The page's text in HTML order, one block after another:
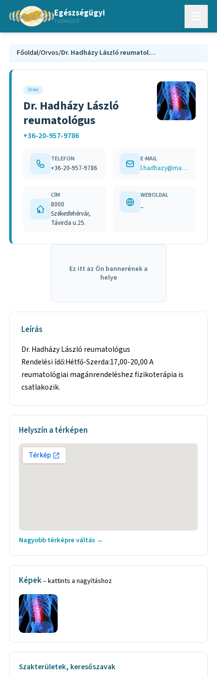
Egészségügyi
TUDAKOZÓ
Főoldal/Orvos/ Dr. Hadházy László reumatológus
Orvos
Dr. Hadházy László
reumatológus
+36-20-957-9786
TELEFON
+36-20-957-9786
E-MAIL
l.hadhazy@mail.fmkorhaz.hu
CÍM
8000
Székesfehérvár,
Távirda u.25.
WEBOLDAL
–
Ez itt az Ön bannerének a
helye
Leírás
Dr. Hadházy László reumatológus
Rendelési ídő:Hétfő-Szerda:17,00-20,00 A
reumatológiai magánrendeléshez fizikoterápia is
csatlakozik.
Helyszín a térképen
Nagyobb térképre váltás →
Képek– kattints a nagyításhoz
Szakterületek, keresőszavak